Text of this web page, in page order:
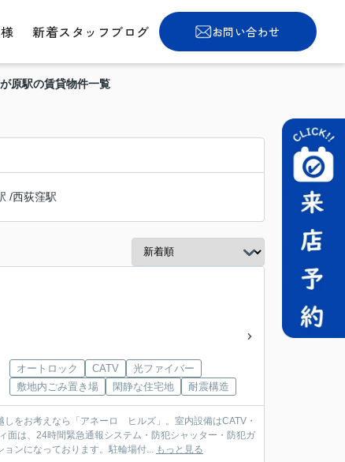
新着スタッフブログ お問い合わせ
原駅の賃貸物件一覧
/西荻窪駅
オートロック CATV
光ファイバー
敷地内ごみ置き場
閑静な住宅地 耐震構造
をお考えなら「アネーロ ヒルズ」。室内設備はCATV・
面は、24時間緊急通報システム・防犯シャッター・防犯ガ
ンになっております。駐輪場付... もっと見る